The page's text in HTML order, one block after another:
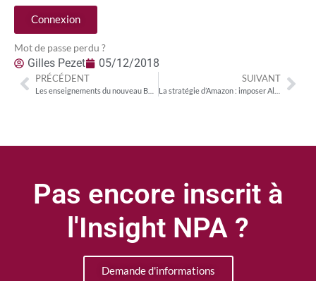
Connexion
Mot de passe perdu ?
Gilles Pezet 05/12/2018
PRÉCÉDENT SUIVANT
Pas encore inscrit à
l'Insight NPA ?
Demande d'informations